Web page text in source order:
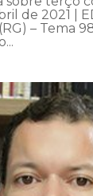
de 2021 |
– Tema